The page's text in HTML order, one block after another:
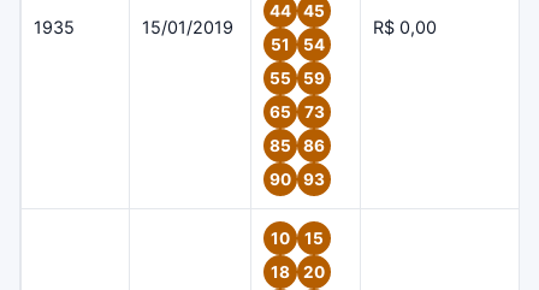
1935 15/01/2019
44
45
51
54
55
59
65
73
85
86
90
93
R$ 0,00
10
15
18
20